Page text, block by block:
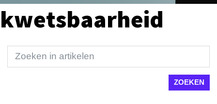
kwetsbaarheid